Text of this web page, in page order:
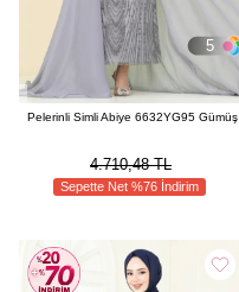
5
Pelerinli Simli Abiye 6632YG95 Gümüş
4.710,48 TL
Sepette Net %76 İndirim